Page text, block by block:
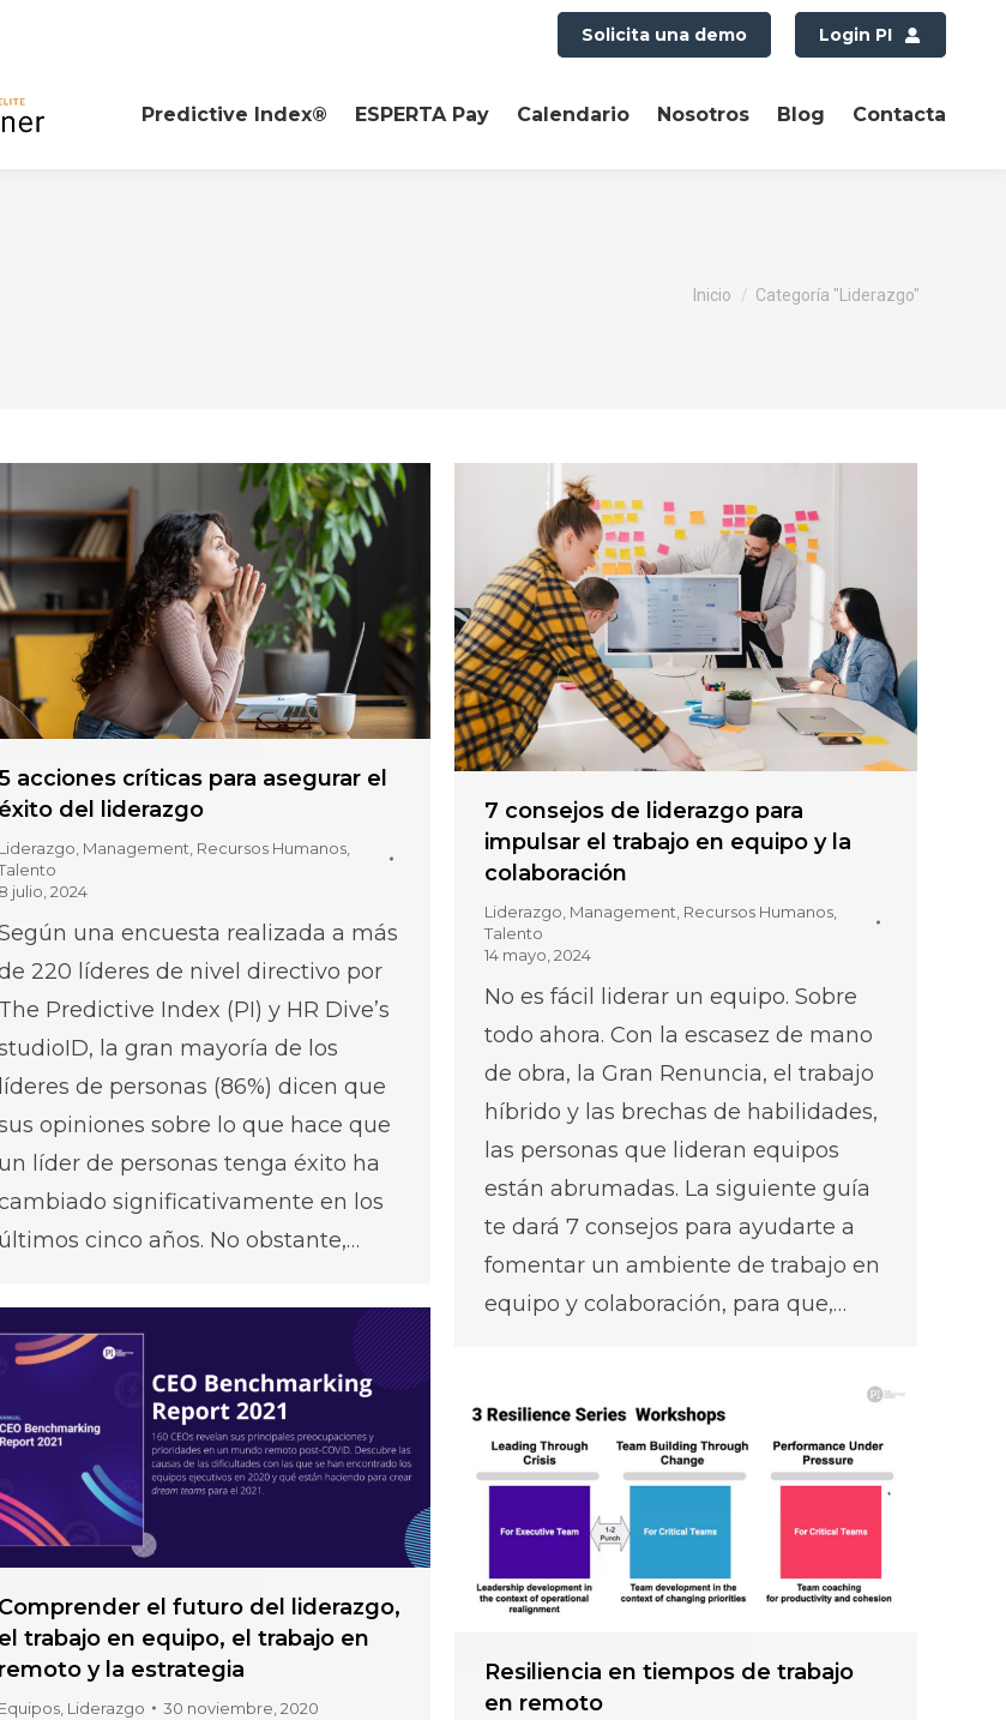
Solicita una demo Login PI
Predictive Index® ESPERTA Pay Calendario Nosotros Blog Contacta
Estás aquí:
Inicio Categoría "Liderazgo"
acciones críticas para asegurar el
éxito del liderazgo
Liderazgo, Management, Recursos Humanos,
8 julio, 2024
una encuesta realizada a más
220 líderes de nivel directivo por
The Predictive Index (PI) y HR Dive’s
la gran mayoría de los
líderes de personas (86%) dicen que
opiniones sobre lo que hace que
un líder de personas tenga éxito ha
significativamente en los
últimos cinco años. No obstante,…
7 consejos de liderazgo para
impulsar el trabajo en equipo y la
colaboración
Liderazgo Management Recursos Humanos
Talento
14 mayo, 2024
No es fácil liderar un equipo. Sobre
todo ahora. Con la escasez de mano
de obra, la Gran Renuncia, el trabajo
híbrido y las brechas de habilidades,
las personas que lideran equipos
están abrumadas. La siguiente guía
te dará 7 consejos para ayudarte a
fomentar un ambiente de trabajo en
equipo y colaboración, para que,…
Comprender el futuro del liderazgo,
el trabajo en equipo, el trabajo en
remoto y la estrategia
Equipos, Liderazgo 30 noviembre, 2020
Resiliencia en tiempos de trabajo
en remoto